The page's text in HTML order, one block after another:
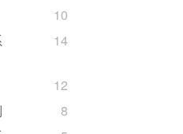
10
14
12
8